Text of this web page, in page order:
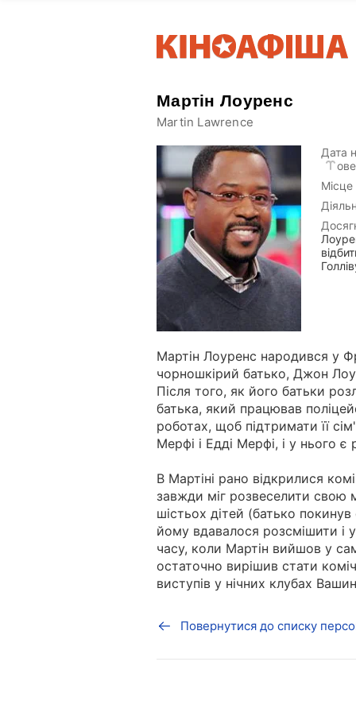
Мартін Лоуренс
Martin Lawrence
Дата
Мартін Лоуренс народився у
чорношкірий батько, Джон
Після того, як його батьки
батька, який працював
роботах, щоб підтримати її
Мерфі і Едді Мерфі, і у нього
В Мартіні рано відкрилися
завжди міг розвеселити свою
шістьох дітей (батько
йому вдавалося розсмішити і
часу, коли Мартін вийшов у
остаточно вирішив стати
виступів у нічних клубах
Повернутися до списку